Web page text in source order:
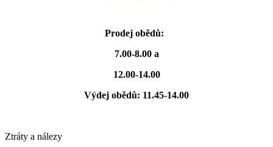
Prodej obědů:
7.00-8.00 a
12.00-14.00
Výdej obědů: 11.45-14.00
Ztráty a nálezy